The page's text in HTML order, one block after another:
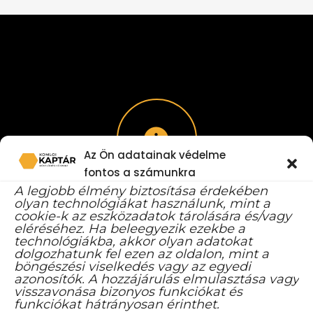
Az Ön adatainak védelme
fontos a számunkra
A legjobb élmény biztosítása érdekében
olyan technológiákat használunk, mint a
cookie-k az eszközadatok tárolására és/vagy
eléréséhez. Ha beleegyezik ezekbe a
technológiákba, akkor olyan adatokat
dolgozhatunk fel ezen az oldalon, mint a
böngészési viselkedés vagy az egyedi
azonosítók. A hozzájárulás elmulasztása vagy
visszavonása bizonyos funkciókat és
funkciókat hátrányosan érinthet.
KÖZÉRDEKŰ INFORMÁCIÓK
KAPCSOLAT
KOMLÓI KAPTÁR MŰVELŐDÉSI KÖZPONTADÓSZÁM:
16626782-2-02